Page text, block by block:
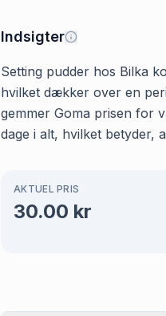
Indsigter
Setting pudder hos Bilka
hvilket dækker over en
gemmer Goma prisen for
dage i alt, hvilket betyder,
AKTUEL PRIS
30.00 kr